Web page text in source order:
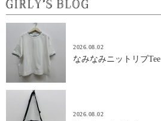
2026.08.02
なみなみニットリブTee
2026.08.02